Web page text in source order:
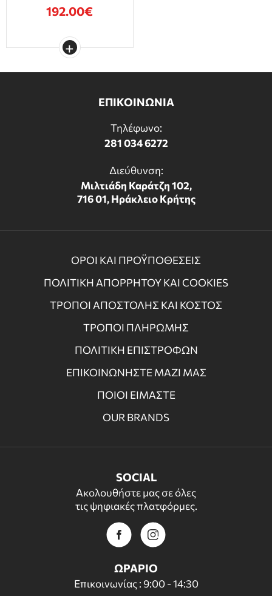
192.00€
ΕΠΙΚΟΙΝΩΝΙΑ
Τηλέφωνο:
281 034 6272
Διεύθυνση:
Μιλτιάδη Καράτζη 102,
716 01, Ηράκλειο Κρήτης
ΟΡΟΙ ΚΑΙ ΠΡΟΫΠΟΘΕΣΕΙΣ
ΠΟΛΙΤΙΚΗ ΑΠΟΡΡΗΤΟΥ ΚΑΙ COOKIES
ΤΡΟΠΟΙ ΑΠΟΣΤΟΛΗΣ ΚΑΙ ΚΟΣΤΟΣ
ΤΡΟΠΟΙ ΠΛΗΡΩΜΗΣ
ΠΟΛΙΤΙΚΗ ΕΠΙΣΤΡΟΦΩΝ
ΕΠΙΚΟΙΝΩΝΗΣΤΕ ΜΑΖΙ ΜΑΣ
ΠΟΙΟΙ ΕΙΜΑΣΤΕ
OUR BRANDS
SOCIAL
Ακολουθήστε μας σε όλες
τις ψηφιακές πλατφόρμες.
ΩΡΑΡΙΟ
Επικοινωνίας : 9:00 - 14:30